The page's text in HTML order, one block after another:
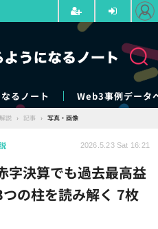
るノート Web3事例データ
説 › 記事 › 写真・画像
字決算でも過去最高益
の柱を読み解く 7枚
2026.5.23 Sat 16:21